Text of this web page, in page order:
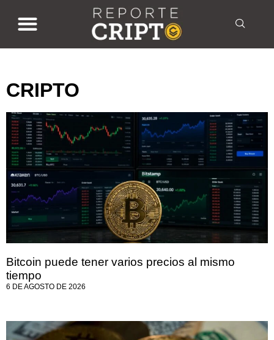
CRIPTO
Bitcoin puede tener varios precios al mismo
tiempo
6 DE AGOSTO DE 2026